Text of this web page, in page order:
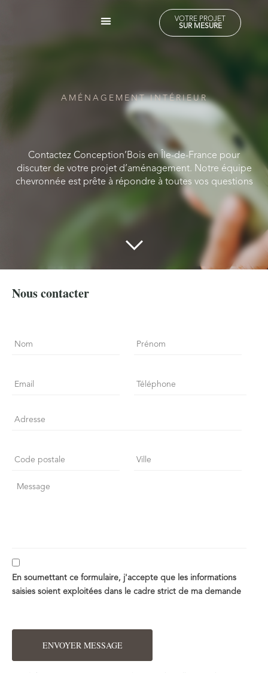
VOTRE PROJET
SUR MESURE
AMÉNAGEMENT INTÉRIEUR
Contactez Conception’Bois en Île-de-France pour
discuter de votre projet d’aménagement. Notre équipe
chevronnée est prête à répondre à toutes vos questions
Nous contacter
En soumettant ce formulaire, j'accepte que les informations
saisies soient exploitées dans le cadre strict de ma demande
ENVOYER MESSAGE